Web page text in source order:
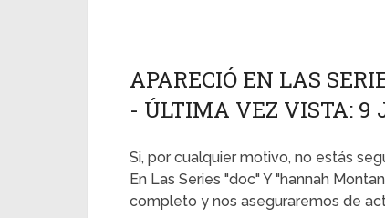
APARECIÓ EN LAS
- ÚLTIMA VEZ VISTA: 9
Si, por cualquier motivo, no estás
En Las Series "doc" Y "hannah
completo y nos aseguraremos de